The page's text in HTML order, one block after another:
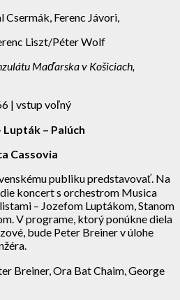
Ferenc Jávori,
Liszt/Péter Wolf
Maďarska v Košiciach,
| vstup voľný
– Palúch
Cassovia
publiku predstavovať. Na
koncert s orchestrom Musica
– Jozefom Luptákom, Stanom
V programe, ktorý ponúkne diela
bude Peter Breiner v úlohe
Breiner, Ora Bat Chaim, George